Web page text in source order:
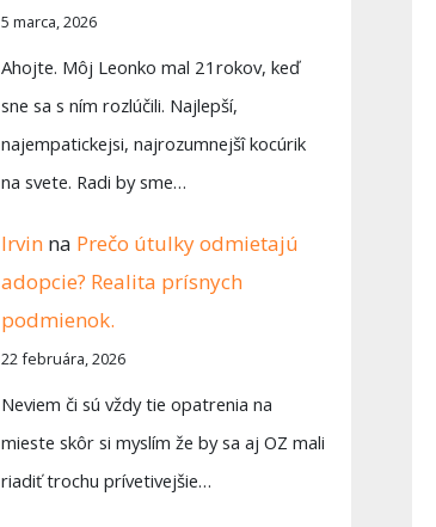
5 marca, 2026
Ahojte. Môj Leonko mal 21rokov, keď
sne sa s ním rozlúčili. Najlepší,
najempatickejsi, najrozumnejšî kocúrik
na svete. Radi by sme…
Irvin na Prečo útulky odmietajú
adopcie? Realita prísnych
podmienok.
22 februára, 2026
Neviem či sú vždy tie opatrenia na
mieste skôr si myslím že by sa aj OZ mali
riadiť trochu prívetivejšie…